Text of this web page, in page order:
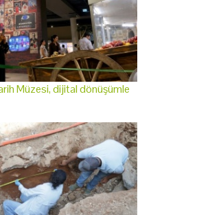
Müzesi, dijital dönüşümle